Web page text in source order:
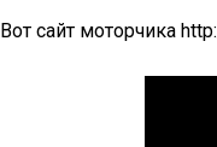
Вот сайт моторчика